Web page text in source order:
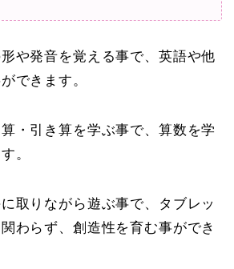
や発音を覚える事で、英語や他
できます。
・引き算を学ぶ事で、算数を学
。
取りながら遊ぶ事で、タブレッ
わらず、創造性を育む事ができ